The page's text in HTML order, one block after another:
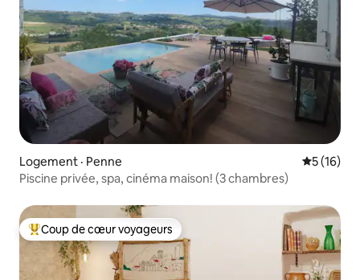
Logement · Penne Note
5 (16)
Piscine privée, spa, cinéma maison! (3 chambres)
Coup de cœur voyageurs parmi les plus aimés
Coup de cœur voyageurs